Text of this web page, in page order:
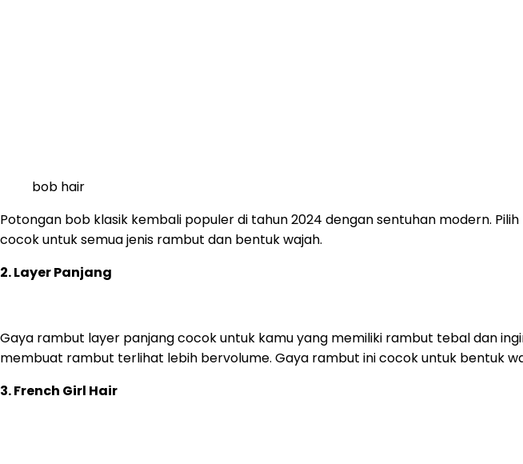
bob hair
Potongan bob klasik kembali populer di tahun 2024 dengan sentuhan modern.
cocok untuk semua jenis rambut dan bentuk wajah.
2. Layer Panjang
Gaya rambut layer panjang cocok untuk kamu yang memiliki rambut tebal dan
membuat rambut terlihat lebih bervolume. Gaya rambut ini cocok untuk bentuk
3. French Girl Hair